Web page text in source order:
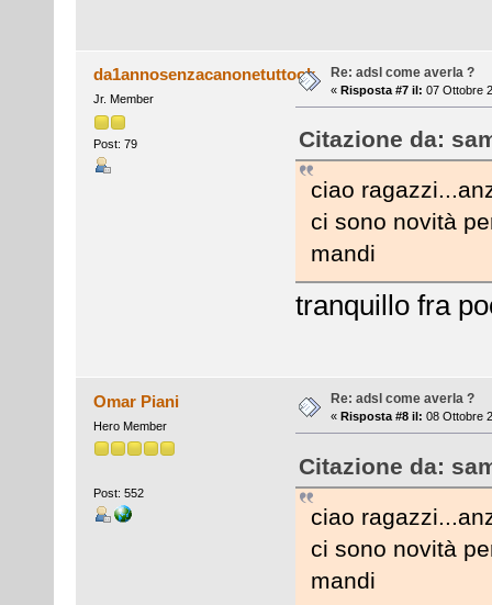
da1annosenzacanonetuttook
Jr. Member
Post: 79
Re: adsl come averla ?
« Risposta #7 il: 07 Ottobre
Citazione da:
ciao
ci sono novità
mandi
tranquillo fra
Omar Piani
Hero Member
Post: 552
Re: adsl come averla ?
« Risposta #8 il: 08 Ottobre
Citazione da:
ciao
ci sono novità
mandi